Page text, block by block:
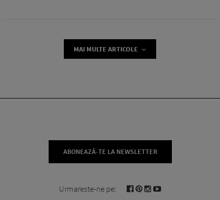
MAI MULTE ARTICOLE
ABONEAZĂ-TE LA NEWSLETTER
Urmareste-ne pe: